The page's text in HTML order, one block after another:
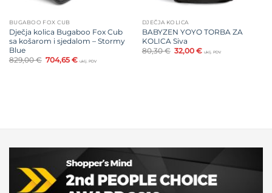
BUGABOO FOX CUB
Dječja kolica Bugaboo Fox Cub
sa košarom i sjedalom – Stormy
Blue
829,00€ Izvorna
cijena
704,65€Trenutna
uklj. PDV
DJEČJA KOLICA
BABYZEN YOYO TORBA ZA
KOLICA Siva
80,30€ Izvorna
cijena
32,00€Trenutna
uklj. PDV